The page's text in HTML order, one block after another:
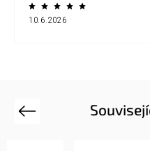
10.6.2026
Previous